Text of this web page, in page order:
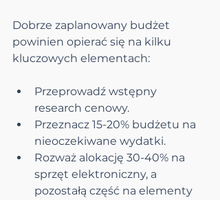
Dobrze zaplanowany budżet
powinien opierać się na kilku
kluczowych elementach:
Przeprowadź wstępny
research cenowy.
Przeznacz 15-20% budżetu na
nieoczekiwane wydatki.
Rozważ alokację 30-40% na
sprzęt elektroniczny, a
pozostałą część na elementy